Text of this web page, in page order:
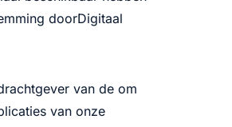
doorDigitaal
van de om
van onze